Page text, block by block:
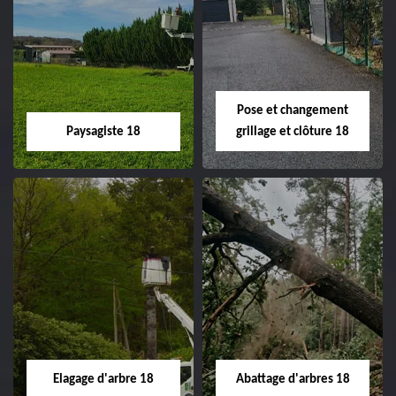
Paysagiste 18
Paysagiste 18
Artisan paysagiste 18
Cher tel: 02.52.56.49.40
Pose et changement
grillage et clôture 18
Pose et
changement
grillage et clôture
18
Spécialiste en pose et
Elagage d'arbre 18 Abattage d'arbres 18